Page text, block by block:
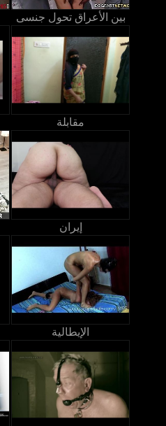
بين الأعراق تحول جنسى
مقابلة
إيران
الإيطالية